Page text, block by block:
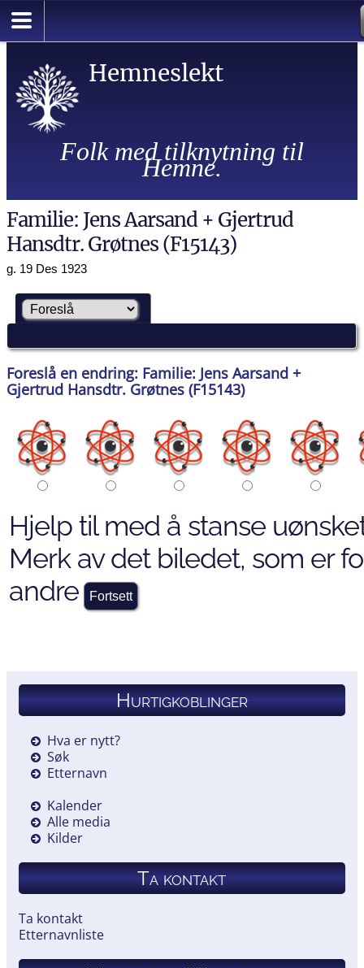
Hemneslekt
Folk med tilknytning til
Hemne.
Familie: Jens Aarsand + Gjertrud
Hansdtr. Grøtnes (F15143)
g. 19 Des 1923
Foreslå en endring: Familie: Jens Aarsand +
Gjertrud Hansdtr. Grøtnes (F15143)
Hjelp til med å stanse
Merk av det biledet, som er
andre
Hurtigkoblinger
Hva er nytt?
Søk
Etternavn
Kalender
Alle media
Kilder
Ta kontakt
Ta kontakt
Etternavnliste